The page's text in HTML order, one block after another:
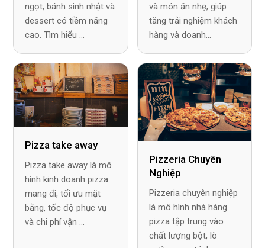
ngọt, bánh sinh nhật và
dessert có tiềm năng
cao. Tìm hiểu ...
và món ăn nhẹ, giúp
tăng trải nghiệm khách
hàng và doanh...
Pizza take away
Pizza take away là mô
hình kinh doanh pizza
mang đi, tối ưu mặt
bằng, tốc độ phục vụ
và chi phí vận ...
Pizzeria Chuyên
Nghiệp
Pizzeria chuyên nghiệp
là mô hình nhà hàng
pizza tập trung vào
chất lượng bột, lò